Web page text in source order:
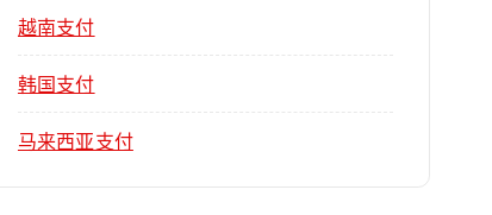
越南支付
韩国支付
马来西亚支付